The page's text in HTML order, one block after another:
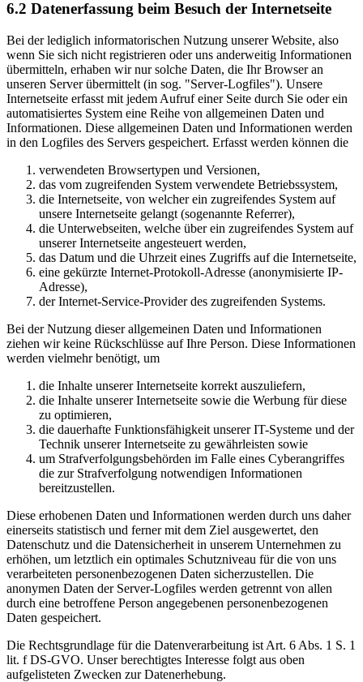
6.2 Datenerfassung beim Besuch der Internetseite
Bei der lediglich informatorischen Nutzung unserer Website, also
wenn Sie sich nicht registrieren oder uns anderweitig Informationen
übermitteln, erhaben wir nur solche Daten, die Ihr Browser an
unseren Server übermittelt (in sog. "Server-Logfiles"). Unsere
Internetseite erfasst mit jedem Aufruf einer Seite durch Sie oder ein
automatisiertes System eine Reihe von allgemeinen Daten und
Informationen. Diese allgemeinen Daten und Informationen werden
in den Logfiles des Servers gespeichert. Erfasst werden können die
verwendeten Browsertypen und Versionen,
das vom zugreifenden System verwendete Betriebssystem,
die Internetseite, von welcher ein zugreifendes System auf
unsere Internetseite gelangt (sogenannte Referrer),
die Unterwebseiten, welche über ein zugreifendes System auf
unserer Internetseite angesteuert werden,
das Datum und die Uhrzeit eines Zugriffs auf die Internetseite,
eine gekürzte Internet-Protokoll-Adresse (anonymisierte IP-
Adresse),
der Internet-Service-Provider des zugreifenden Systems.
Bei der Nutzung dieser allgemeinen Daten und Informationen
ziehen wir keine Rückschlüsse auf Ihre Person. Diese Informationen
werden vielmehr benötigt, um
die Inhalte unserer Internetseite korrekt auszuliefern,
die Inhalte unserer Internetseite sowie die Werbung für diese
zu optimieren,
die dauerhafte Funktionsfähigkeit unserer IT-Systeme und der
Technik unserer Internetseite zu gewährleisten sowie
um Strafverfolgungsbehörden im Falle eines Cyberangriffes
die zur Strafverfolgung notwendigen Informationen
bereitzustellen.
Diese erhobenen Daten und Informationen werden durch uns daher
einerseits statistisch und ferner mit dem Ziel ausgewertet, den
Datenschutz und die Datensicherheit in unserem Unternehmen zu
erhöhen, um letztlich ein optimales Schutzniveau für die von uns
verarbeiteten personenbezogenen Daten sicherzustellen. Die
anonymen Daten der Server-Logfiles werden getrennt von allen
durch eine betroffene Person angegebenen personenbezogenen
Daten gespeichert.
Die Rechtsgrundlage für die Datenverarbeitung ist Art. 6 Abs. 1 S. 1
lit. f DS-GVO. Unser berechtigtes Interesse folgt aus oben
aufgelisteten Zwecken zur Datenerhebung.